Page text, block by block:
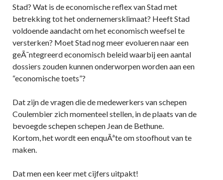
Stad? Wat is de economische reflex van Stad met
betrekking tot het ondernemersklimaat? Heeft Stad
voldoende aandacht om het economisch weefsel te
versterken? Moet Stad nog meer evolueren naar een
geÃ¯ntegreerd economisch beleid waarbij een aantal
dossiers zouden kunnen onderworpen worden aan een
“economische toets”?
Dat zijn de vragen die de medewerkers van schepen
Coulembier zich momenteel stellen, in de plaats van de
bevoegde schepen schepen Jean de Bethune.
Kortom, het wordt een enquÃªte om stoofhout van te
maken.
Dat men een keer met cijfers uitpakt!